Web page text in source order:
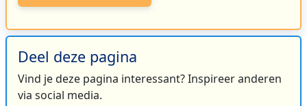
Deel deze pagina
Vind je deze pagina interessant? Inspireer anderen
via social media.